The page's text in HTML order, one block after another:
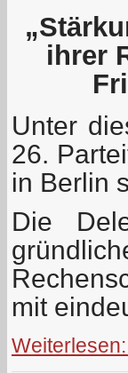
ihrer
Unter
26.
in Berlin
Die
mit